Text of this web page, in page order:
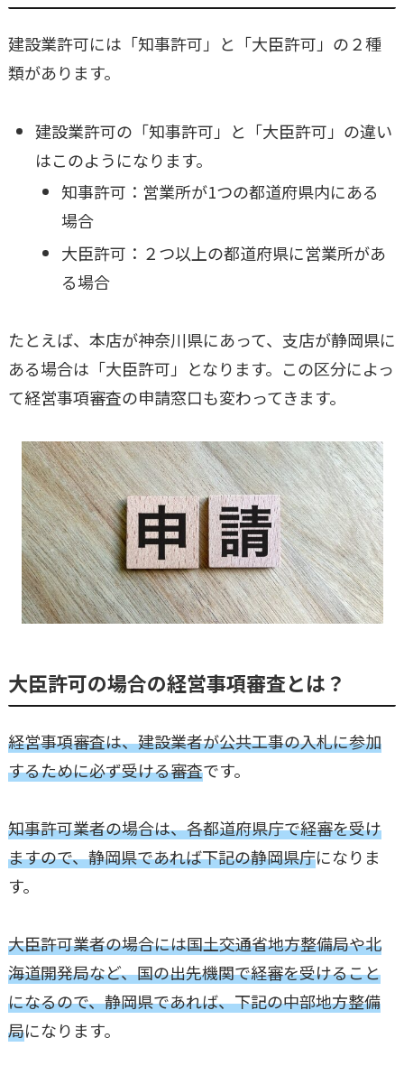
建設業許可には「知事許可」と「大臣許可」の２種
類があります。
建設業許可の「知事許可」と「大臣許可」の違い
はこのようになります。
知事許可：営業所が1つの都道府県内にある
場合
大臣許可：２つ以上の都道府県に営業所があ
る場合
たとえば、本店が神奈川県にあって、支店が静岡県に
ある場合は「大臣許可」となります。この区分によっ
て経営事項審査の申請窓口も変わってきます。
大臣許可の場合の経営事項審査とは？
経営事項審査は、建設業者が公共工事の入札に参加
するために必ず受ける審査です。
知事許可業者の場合は、各都道府県庁で経審を受け
ますので、静岡県であれば下記の静岡県庁になりま
す。
大臣許可業者の場合には国土交通省地方整備局や北
海道開発局など、国の出先機関で経審を受けること
になるので、静岡県であれば、下記の中部地方整備
局になります。